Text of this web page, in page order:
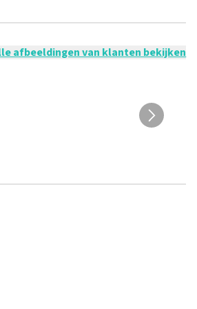
achter te laten als je geen tickets
afbeeldingen van klanten bekijken